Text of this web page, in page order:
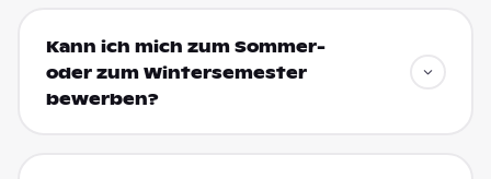
Kann ich mich zum Sommer-
oder zum Wintersemester
bewerben?